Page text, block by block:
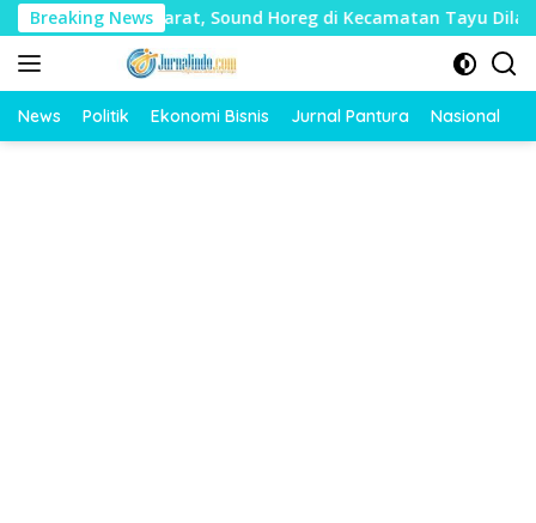
Langsung
ke
konten
Breaking News
Mudharat, Sound Horeg di Kecamatan Tayu Dilarang
News Politik Ekonomi Bisnis Jurnal Pantura Nasional